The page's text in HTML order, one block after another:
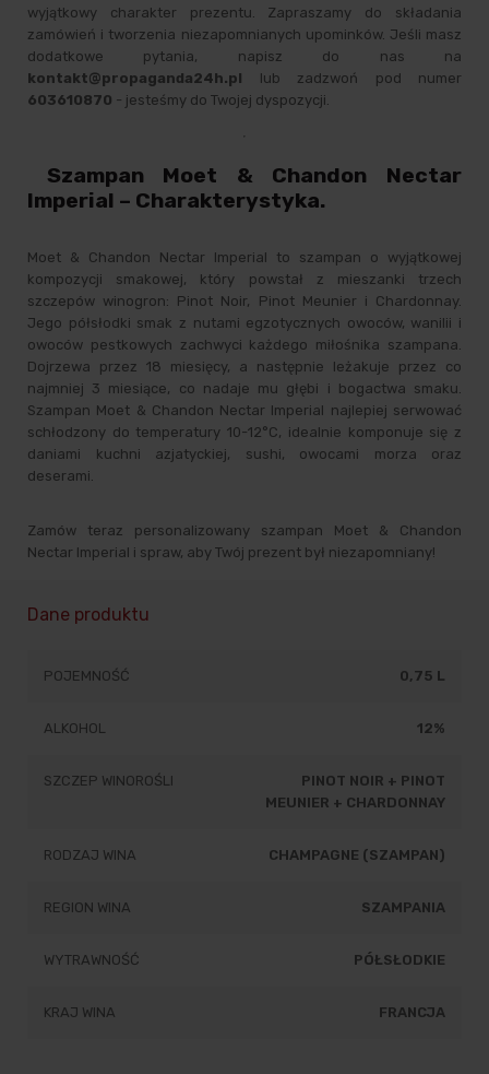
wyjątkowy charakter prezentu. Zapraszamy do składania
zamówień i tworzenia niezapomnianych upominków. Jeśli masz
dodatkowe pytania, napisz do nas na
kontakt@propaganda24h.pl lub zadzwoń pod numer
603610870 - jesteśmy do Twojej dyspozycji.
Szampan Moet & Chandon Nectar
Imperial – Charakterystyka.
Moet & Chandon Nectar Imperial to szampan o wyjątkowej
kompozycji smakowej, który powstał z mieszanki trzech
szczepów winogron: Pinot Noir, Pinot Meunier i Chardonnay.
Jego półsłodki smak z nutami egzotycznych owoców, wanilii i
owoców pestkowych zachwyci każdego miłośnika szampana.
Dojrzewa przez 18 miesięcy, a następnie leżakuje przez co
najmniej 3 miesiące, co nadaje mu głębi i bogactwa smaku.
Szampan Moet & Chandon Nectar Imperial najlepiej serwować
schłodzony do temperatury 10-12°C, idealnie komponuje się z
daniami kuchni azjatyckiej, sushi, owocami morza oraz
deserami.
Zamów teraz personalizowany szampan Moet & Chandon
Nectar Imperial i spraw, aby Twój prezent był niezapomniany!
Dane produktu
POJEMNOŚĆ 0,75 L
ALKOHOL 12%
SZCZEP WINOROŚLI
PINOT NOIR + PINOT
MEUNIER + CHARDONNAY
RODZAJ WINA CHAMPAGNE (SZAMPAN)
REGION WINA SZAMPANIA
WYTRAWNOŚĆ PÓŁSŁODKIE
KRAJ WINA FRANCJA